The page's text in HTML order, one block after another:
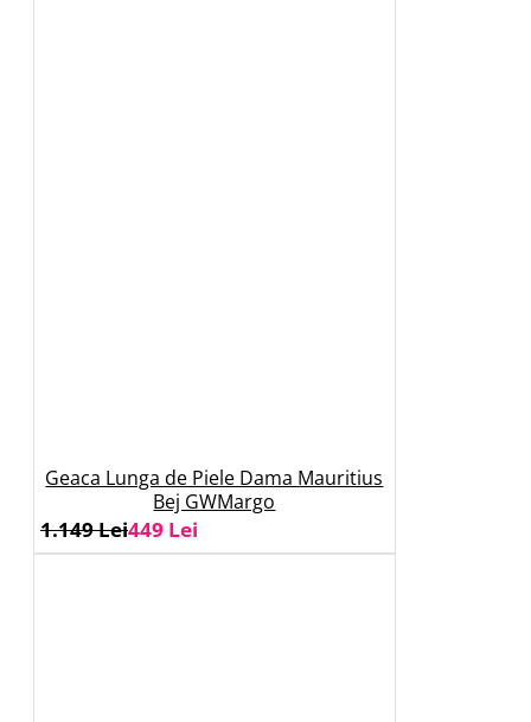
Geaca Lunga de Piele Dama Mauritius
Bej GWMargo
449 Lei
1.149 Lei